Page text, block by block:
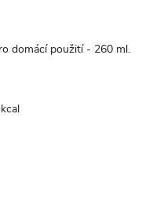
domácí použití - 260 ml.